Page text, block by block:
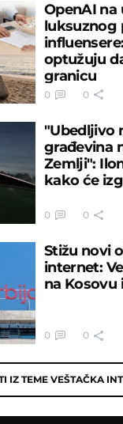
OpenAI na
luksuznog
optužuju
granicu
0 0
"Ubedljivo
građevina
Zemlji":
kako će
0 0
Stižu novi
internet:
na Kosovu
0 0
IZ TEME VEŠTAČKA